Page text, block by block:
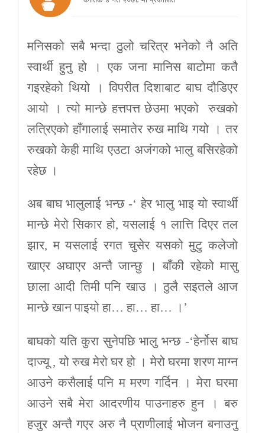
मनिसको सबै भन्दा ठुलो चरित्र भनेको नै अति
स्वार्थी हुनु हो । एक जना मानिस बाटोमा कतै
गइरहेको थियो । विपरीत दिशाबाट बाघ दौडिएर
आयो । त्यो मान्छे हत्तपत्त छेउमा भएको रुखको
लत्रिएको हाँगालाई समातेर रुख माथि गयो । तर
रुखको केही माथि एउटा अजंगको भालु बसिरहेको
रहेछ ।
अब बाघ भालुलाई भन्छ -‘ हेर भालु भाइ यो स्वार्थी
मान्छे मेरो सिकार हो, यसलाई १ लात्ति दिएर तल
झार, म यसलाई रगत चुसेर यसको मुटु कलेजो
खाएर अघाएर अन्तै जान्छु । बाँकी रहेको मासु
छाला आदी तिमी पनि खाउ । ठुलै सइतले आज
मान्छे खान पाइयो हा… हा… हा… ।’
बाघको यति कुरा सुनेपछि भालु भन्छ -‘हेर्नोस बाघ
दाज्यू , यो रुख मेरो घर हो । मेरो घरमा शरण माग्न
आउने कसैलाई पनि म मरण गर्दिन । मेरा घरमा
आउने सबै मेरा आदरणीय पाउनाहरु हुन । बरु
हजुर अन्तै गएर अरु नै प्राणीलाई भोजन बनाउनु